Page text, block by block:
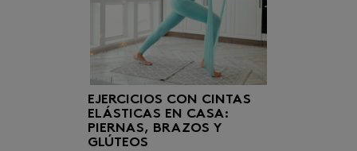
EJERCICIOS CON CINTAS
ELÁSTICAS EN CASA:
PIERNAS, BRAZOS Y
GLÚTEOS